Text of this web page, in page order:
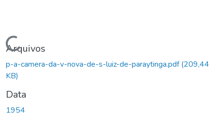
Carregando...
Arquivos
p-a-camera-da-v-nova-de-s-luiz-de-paraytinga.pdf(209,44
KB)
Data
1954